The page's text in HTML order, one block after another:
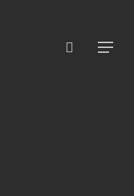
search
Menu